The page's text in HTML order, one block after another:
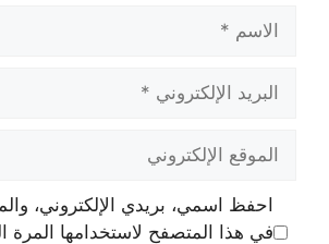
الإلكتروني
الإلكتروني
احفظ اسمي، بريدي الإلكتروني،
في هذا المتصفح لاستخدامها المرة